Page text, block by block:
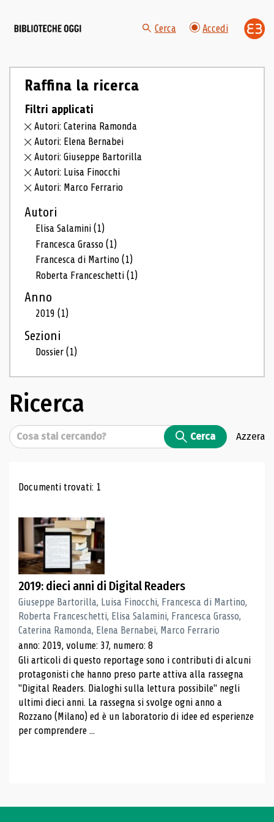
Cerca Accedi
Raffina la ricerca
Filtri applicati
Autori: Caterina Ramonda
Autori: Elena Bernabei
Autori: Giuseppe Bartorilla
Autori: Luisa Finocchi
Autori: Marco Ferrario
Autori
Elisa Salamini(1)
Francesca Grasso(1)
Francesca di Martino(1)
Roberta Franceschetti(1)
Anno
2019(1)
Sezioni
Dossier(1)
Ricerca
Cerca Cerca Azzera
Risultati di ricerca
Documenti trovati: 1
2019: dieci anni di Digital Readers
Giuseppe Bartorilla, Luisa Finocchi, Francesca di Martino,
Roberta Franceschetti, Elisa Salamini, Francesca Grasso,
Caterina Ramonda, Elena Bernabei, Marco Ferrario
anno: 2019, volume: 37, numero: 8
Gli articoli di questo reportage sono i contributi di alcuni
protagonisti che hanno preso parte attiva alla rassegna
"Digital Readers. Dialoghi sulla lettura possibile" negli
ultimi dieci anni. La rassegna si svolge ogni anno a
Rozzano (Milano) ed è un laboratorio di idee ed esperienze
per comprendere ...